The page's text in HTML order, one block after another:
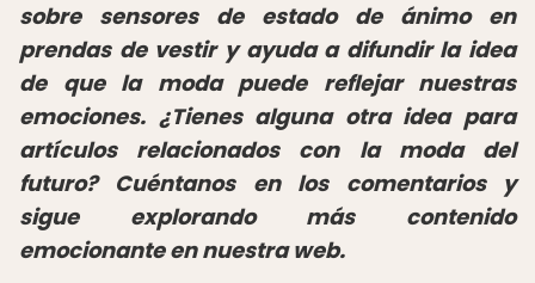
sobre sensores de estado de ánimo en
prendas de vestir y ayuda a difundir la idea
de que la moda puede reflejar nuestras
emociones. ¿Tienes alguna otra idea para
artículos relacionados con la moda del
futuro? Cuéntanos en los comentarios y
sigue explorando más contenido
emocionante en nuestra web.